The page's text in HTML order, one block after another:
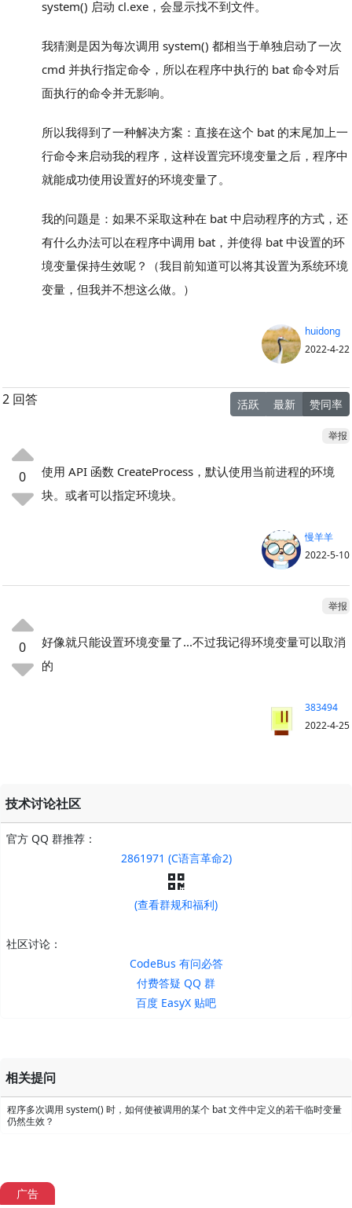
system() 启动 cl.exe，会显示找不到文件。
我猜测是因为每次调用 system() 都相当于单独启动了一次
cmd 并执行指定命令，所以在程序中执行的 bat 命令对后
面执行的命令并无影响。
所以我得到了一种解决方案：直接在这个 bat 的末尾加上一
行命令来启动我的程序，这样设置完环境变量之后，程序中
就能成功使用设置好的环境变量了。
我的问题是：如果不采取这种在 bat 中启动程序的方式，还
有什么办法可以在程序中调用 bat，并使得 bat 中设置的环
境变量保持生效呢？（我目前知道可以将其设置为系统环境
变量，但我并不想这么做。）
huidong
2022-4-22
2 回答 活跃 最新 赞同率
举报
0
使用 API 函数 CreateProcess，默认使用当前进程的环境
块。或者可以指定环境块。
慢羊羊
2022-5-10
举报
0
好像就只能设置环境变量了...不过我记得环境变量可以取消
的
383494
2022-4-25
技术讨论社区
官方 QQ 群推荐：
2861971 (C语言革命2)
(查看群规和福利)
社区讨论：
CodeBus 有问必答
付费答疑 QQ 群
百度 EasyX 贴吧
相关提问
程序多次调用 system() 时，如何使被调用的某个 bat 文件中定义的若干临时变量
仍然生效？
广告